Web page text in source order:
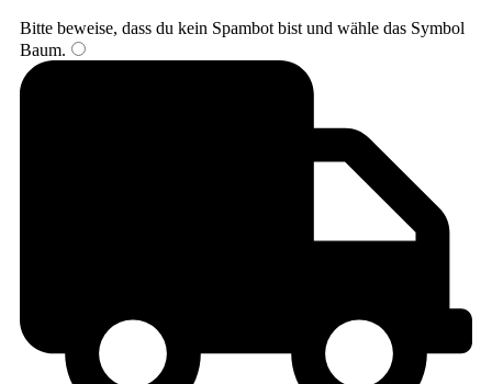
Bitte beweise, dass du kein Spambot bist und wähle das Symbol
Baum.